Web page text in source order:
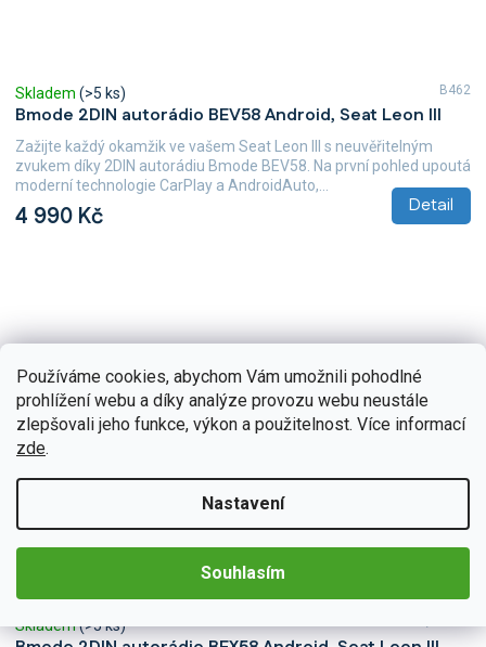
Používáme cookies, abychom Vám umožnili pohodlné
prohlížení webu a díky analýze provozu webu neustále
zlepšovali jeho funkce, výkon a použitelnost. Více informací
zde.
Nastavení
Souhlasím
Bmode 2DIN autorádio BEV58 Android, Seat Leon III
Skladem (>5 ks)
4 990 Kč Detail
Zažijte každý okamžik ve vašem Seat Leon III s neuvěřitelným
zvukem díky 2DIN autorádiu Bmode BEV58. Na první pohled upoutá
moderní technologie CarPlay a AndroidAuto,...
B462
Skladem(>5 ks)